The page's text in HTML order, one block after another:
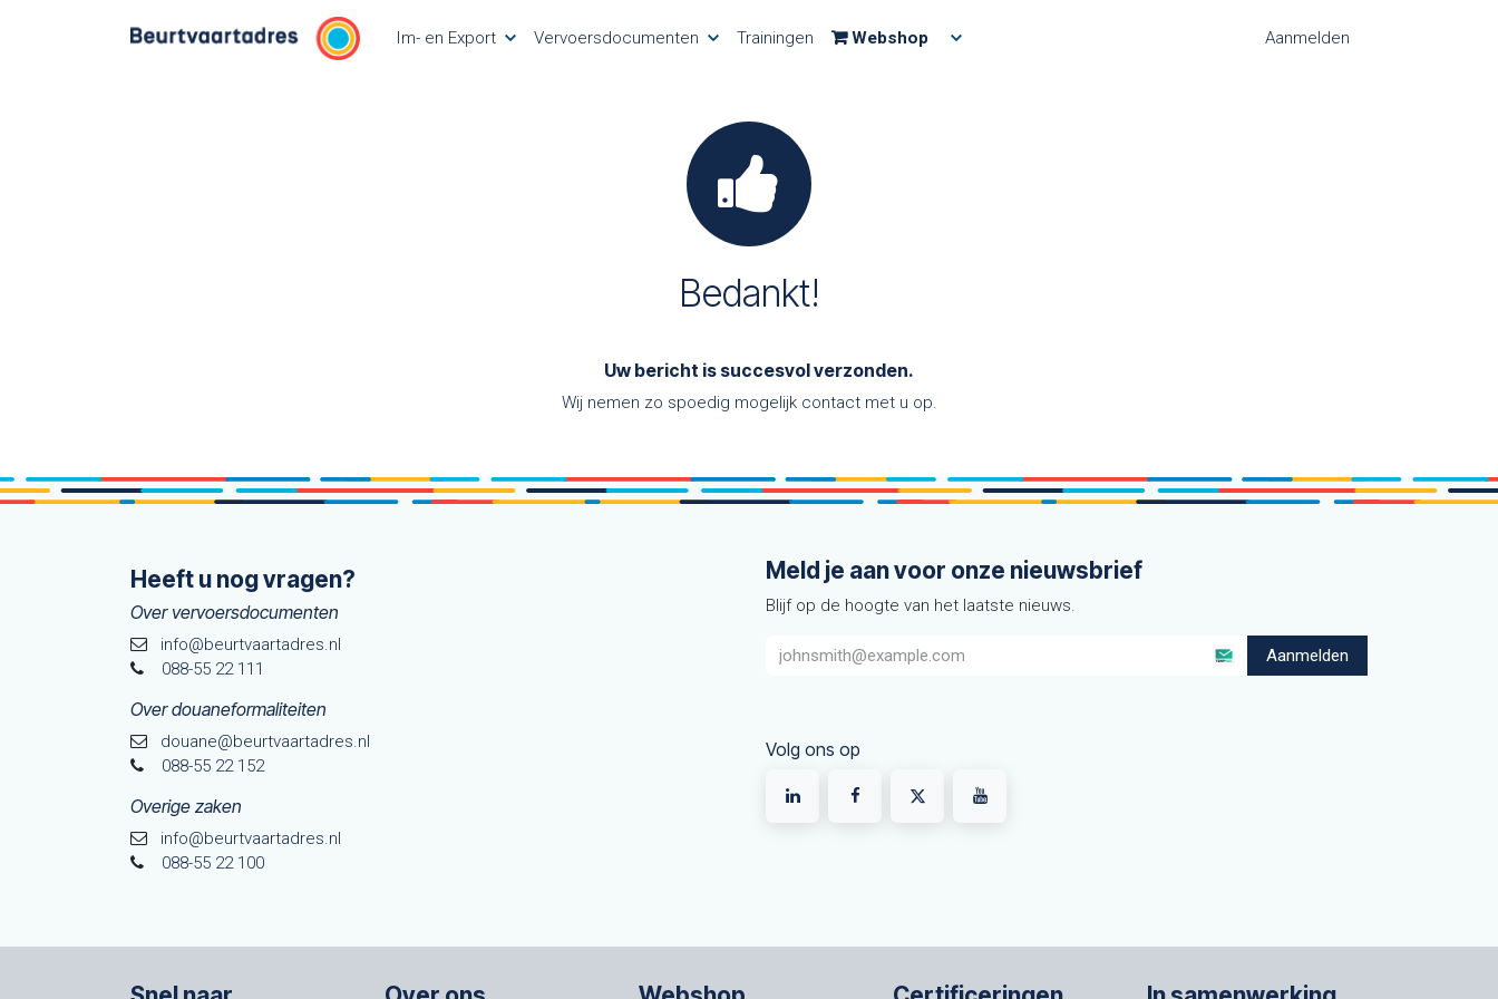
Im- en Export
Vervoersdocumenten Trainingen Webshop Aanmelden
Bedankt!
Uw bericht is succesvolverzonden.
Wij nemen zo spoedig mogelijk contact met u op.
Heeft u nog vragen?
Over vervoersdocumenten
info@beurtvaartadres.nl
088-55 22 111
Over douaneformaliteiten
douane@beurtvaarta​dres.nl
088-55 22 152
Overige zaken
info@beurtvaartadres.nl
088-55 22 100
Meld je aan voor onze nieuwsbrief
Blijf op de hoogte van het laatste nieuws.
Aanmelden
Volg ons op